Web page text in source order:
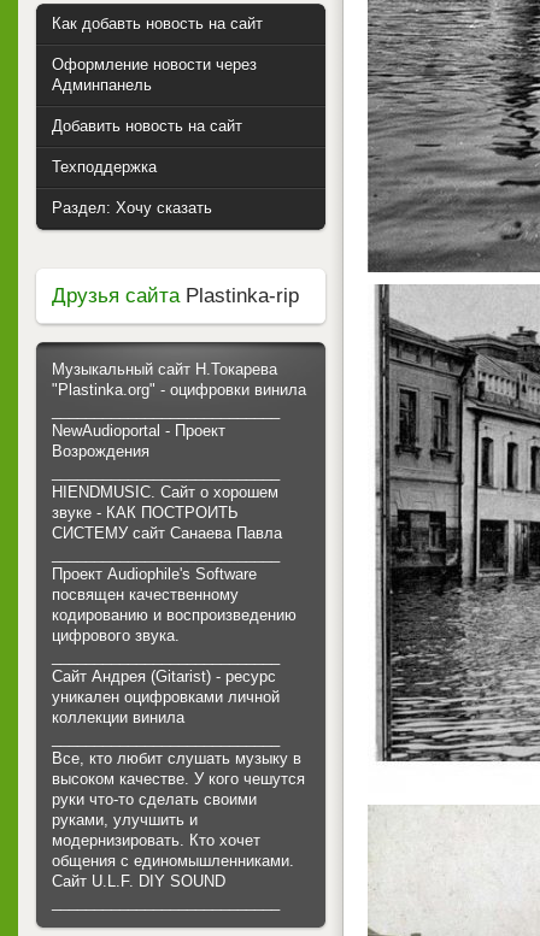
Как добавть новость на сайт
Оформление новости через
Админпанель
Добавить новость на сайт
Техподдержка
Раздел: Хочу сказать
Друзья сайтаPlastinka-rip
Музыкальный сайт Н.Токарева
"Plastinka.org" - оцифровки винила
NewAudioportal - Проект
Возрождения
HIENDMUSIC. Сайт о хорошем
звуке - КАК ПОСТРОИТЬ
СИСТЕМУ сайт Санаева Павла
Проект Audiophile's Software
посвящен качественному
кодированию и воспроизведению
цифрового звука.
Сайт Андрея (Gitarist) - ресурс
уникален оцифровками личной
коллекции винила
Все, кто любит слушать музыку в
высоком качестве. У кого чешутся
руки что-то сделать своими
руками, улучшить и
модернизировать. Кто хочет
общения с единомышленниками.
Cайт U.L.F. DIY SOUND